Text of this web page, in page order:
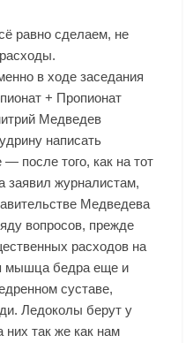
равно сделаем, не
в ходе заседания
+ Пропионат
Медведев
написать
— после того, как на тот
заявил журналистам,
Медведева
вопросов, прежде
расходов на
мышца бедра еще и
суставе,
Ледоколы берут у
них так же как нам